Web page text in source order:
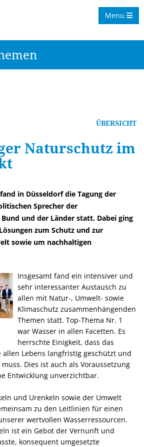
Menu
ÜBERSICHT
Naturschutz im
in Düsseldorf die Tagung der
Sprecher der
und der Länder statt. Dabei ging
zum Schutz und zur
sowie um nachhaltigen
Insgesamt fand ein intensiver und
sehr interessanter Austausch zu
allen mit Natur-, Umwelt- sowie
Klimaschutz zusammenhängenden
Themen statt. Top-Thema Nr. 1
war Wasser in allen Facetten. Es
herrschte Einigkeit, dass das
allen Lebens langfristig geschützt und
Dies ist auch als Voraussetzung
Entwicklung unverzichtbar.
und Urenkeln sowie der Umwelt
zu den Leitlinien für einen
wertvollen Wasserressourcen.
ist ein Gebot der Vernunft und
konsequent umgesetzte